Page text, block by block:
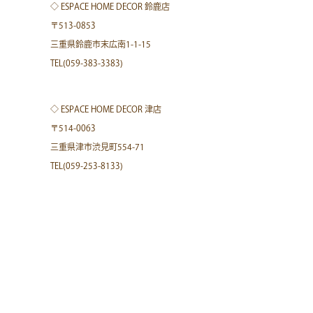
◇ ESPACE HOME DECOR 鈴鹿店
〒513-0853
三重県鈴鹿市末広南1-1-15
TEL(059-383-3383)
◇ ESPACE HOME DECOR 津店
〒514-0063
三重県津市渋見町554-71
TEL(059-253-8133)